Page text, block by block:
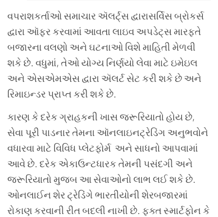
વપરાશકર્તાઓ સમાચાર ઍલર્ટ્સદ્વારાસર્વિસ બ્રોકર્સ
દ્વારા ઑફરકરવામાં આવતા લાઇવ અપડેટ્સમારફતે
બજારના વલણો અને ઘટનાઓ વિશેમાહિતી મેળવી
શકે છે. વધુમાં, તેઓયોગ્ય નિર્ણયો લેવા માટે ઇમેઇલ
અને એસએમએસદ્વારા ઍલર્ટ સેટ કરી શકે છે અને
રિમાઇન્ડર પ્રાપ્તકરી શકે છે.
કારણકેદરેકગ્રાહકની ખાસજરૂરિયાતો હોય છે,
સેવા પૂરી પાડનારતેમના ઑનલાઇનટ્રેડિંગ અનુભવોને
વધારવા માટે વિવિધ પ્લેટફોર્મ અને સાધનો આપવામાં
આવે છે. દરેક એકાઉન્ટધારકતેમની પસંદગી અને
જરૂરિયાતો મુજબ આ સેવાઓનો લાભ લઈશકે છે.
ઓનલાઈન શેર ટ્રેડિંગે ભારતીયોની શેરબજારમાં
રોકાણ કરવાની રીત બદલી નાખી છે. ફક્ત સ્માર્ટફોન કે